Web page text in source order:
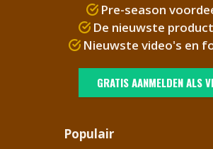
Pre-season
De nieuwste
Nieuwste video's en
GRATIS AANMELDEN ALS
Populair